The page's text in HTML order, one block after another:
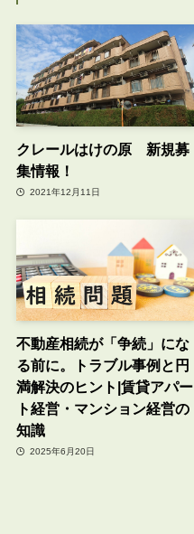
クレールはけの原 新規募
集情報！
2021年12月11日
不動産相続が「争続」にな
る前に。トラブル事例と円
満解決のヒント|賃貸アパー
ト経営・マンション経営の
知識
2025年6月20日